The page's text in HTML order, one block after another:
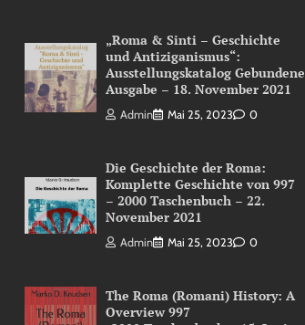
„Roma & Sinti – Geschichte
und Antiziganismus“:
Ausstellungskatalog Gebundene
Ausgabe – 18. November 2021
Admin Mai 25, 2023 0
Die Geschichte der Roma:
Komplette Geschichte von 997
– 2000 Taschenbuch – 22.
November 2021
Admin Mai 25, 2023 0
The Roma (Romani) History: A
Overview 997